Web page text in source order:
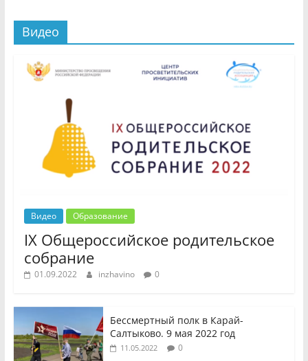
Видео
Видео Образование
IX Общероссийское родительское
собрание
01.09.2022 inzhavino 0
Бессмертный полк в Карай-
Салтыково. 9 мая 2022 год
11.05.2022 0